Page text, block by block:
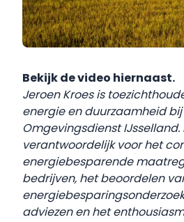
Bekijk de video hiernaast.
Jeroen Kroes is
energie en duurzaamheid
Omgevingsdienst
verantwoordelijk voor het
energiebesparende
bedrijven, het beoordelen
adviezen en het